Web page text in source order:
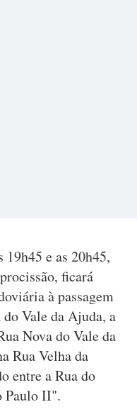
e as 20h45,
ficará
à passagem
Vale da Ajuda, a
Nova do Vale da
Rua Velha da
entre a Rua do
Paulo II".